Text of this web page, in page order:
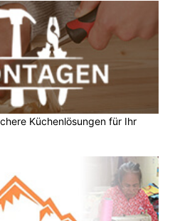
Küchenlösungen für Ihr